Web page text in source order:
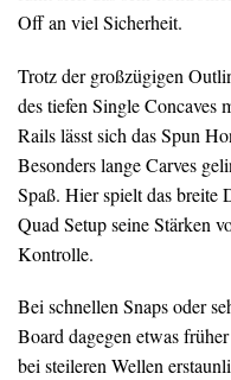
Off an viel Sicherheit.
Trotz der großzügigen
des tiefen Single Concaves
Rails lässt sich das Spun
Besonders lange Carves
Spaß. Hier spielt das
Quad Setup seine Stärken
Kontrolle.
Bei schnellen Snaps oder
Board dagegen etwas
bei steileren Wellen